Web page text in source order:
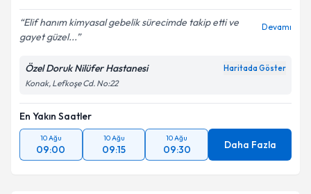
Elif hanım kimyasal gebelik sürecimde takip etti ve
gayet güzel...
Devamı
Özel Doruk Nilüfer Hastanesi Haritada Göster
Konak, Lefkoşe Cd. No:22
En Yakın Saatler
10 Ağu
09:00
10 Ağu
09:15
10 Ağu
09:30 Daha Fazla